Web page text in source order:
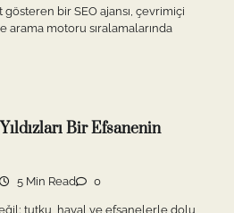
bir SEO ajansı, çevrimiçi
arama motoru sıralamalarında
Bir Efsanenin
5 Min Read 0
tutku, hayal ve efsanelerle dolu